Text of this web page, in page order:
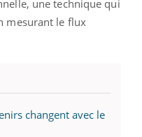
une technique qui
mesurant le flux
changent avec le